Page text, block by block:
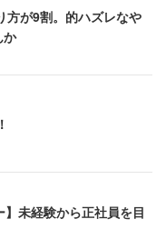
方が9割。的ハズレなや
か
】未経験から正社員を目